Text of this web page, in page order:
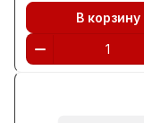
В корзину